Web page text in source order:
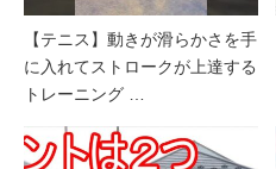
【テニス】動きが滑らかさを手
に入れてストロークが上達する
トレーニング …